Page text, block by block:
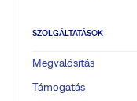
SZOLGÁLTATÁSOK
Megvalósítás
Támogatás